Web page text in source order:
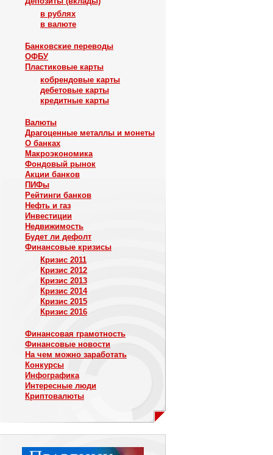
в рублях
в валюте
Банковские переводы
ОФБУ
Пластиковые карты
кобрендовые карты
дебетовые карты
кредитные карты
Валюты
Драгоценные металлы и монеты
О банках
Макроэкономика
Фондовый рынок
Акции банков
ПИФы
Рейтинги банков
Нефть и газ
Инвестиции
Недвижимость
Будет ли дефолт
Финансовые кризисы
Кризис 2011
Кризис 2012
Кризис 2013
Кризис 2014
Кризис 2015
Кризис 2016
Финансовая грамотность
Финансовые новости
На чем можно заработать
Конкурсы
Инфографика
Интересные люди
Криптовалюты